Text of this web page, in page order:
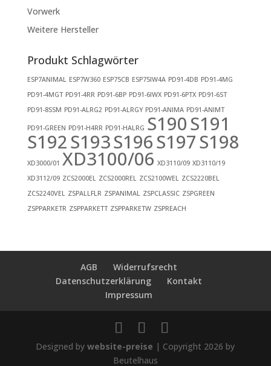
Vorwerk
Weitere Hersteller
Produkt Schlagwörter
ESP7ANIMAL ESP7W360 ESP75CB ESP75IW4A PD91-4DB PD91-4MG
PD91-4MGT PD91-4RR PD91-6BP PD91-6IWX PD91-6PTX PD91-6ST
PD91-8SSM PD91-ALRG2 PD91-ALRGY PD91-ANIMA PD91-ANIMT
PD91-GREEN PD91-H4RR PD91-HALRG S190S191
S192S193S196S197S198
XD3000/01 XD3100/06 XD3110/09 XD3110/19
XD3112/09 ZCS2000EL ZCS2000REL ZCS2100WEL ZCS2220BEL
ZCS2240VEL ZSPALLFLR ZSPANIMAL ZSPCLASSIC ZSPGREEN
ZSPPARKETR ZSPPARKETT ZSPPARKETW ZSPREACH
AGB
Widerrufsrecht
Datenschutzerklärung
Kontakt
Impressum
Designed bywebsite-preise | Copyright 2026 by
Beutelhaus